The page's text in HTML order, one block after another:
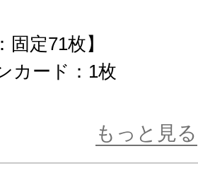
固定71枚】
カード：1枚
もっと見る